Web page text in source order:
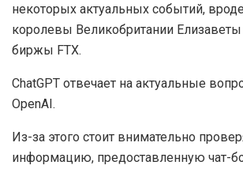
некоторых актуальных событий,
королевы Великобритании Елизаветы
биржы FTX.
ChatGPT отвечает на актуальные
OpenAI.
Из-за этого стоит внимательно
информацию, предоставленную чат-